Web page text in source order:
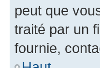
peut que
traité par un
fournie,